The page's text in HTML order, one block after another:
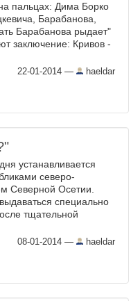
пальцах: Дима Борко
Барабанова,
Барабанова рыдает"
заключение: Кривов -
22-01-2014 — haeldar
устанавливается
северо-
Северной Осетии.
специально
тщательной
08-01-2014 — haeldar